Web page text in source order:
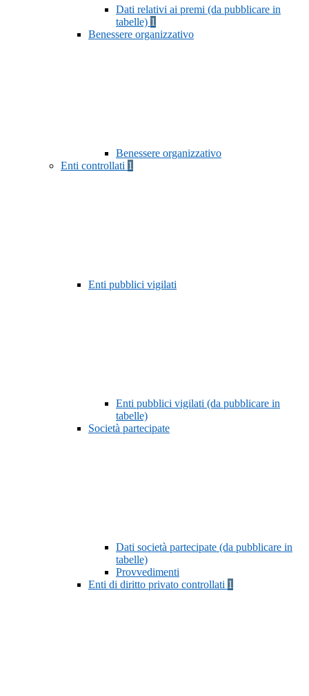
Dati relativi ai premi (da pubblicare in
tabelle) 1
Benessere organizzativo
Benessere organizzativo
Enti controllati 1
Enti pubblici vigilati
Enti pubblici vigilati (da pubblicare in
tabelle)
Società partecipate
Dati società partecipate (da pubblicare in
tabelle)
Provvedimenti
Enti di diritto privato controllati 1